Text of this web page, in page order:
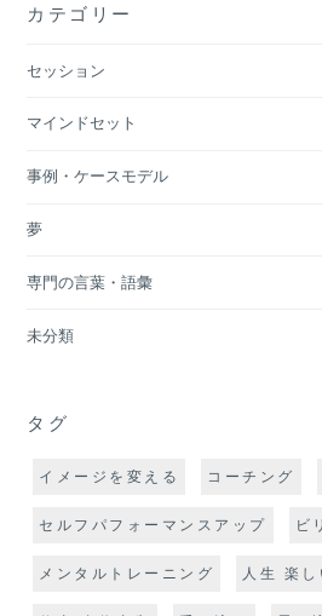
カテゴリー
セッション
マインドセット
事例・ケースモデル
夢
専門の言葉・語彙
未分類
タグ
イメージを変える コーチング
セルフパフォーマンスアップ ビ
メンタルトレーニング 人生 楽し